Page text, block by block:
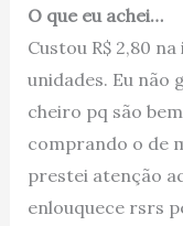
O que eu achei…
Custou R$ 2,80
unidades. Eu não
cheiro pq são
comprando o de
prestei atenção
enlouquece rsrs